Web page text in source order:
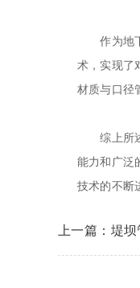
作为地下
术，实现了
材质与口径
综上所述
能力和广泛
技术的不断
上一篇：堤